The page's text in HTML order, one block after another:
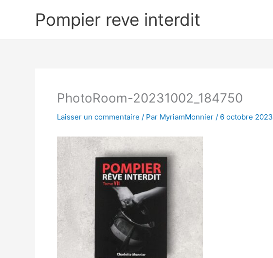
Pompier reve interdit
PhotoRoom-20231002_184750
Laisser un commentaire / Par MyriamMonnier / 6 octobre 2023